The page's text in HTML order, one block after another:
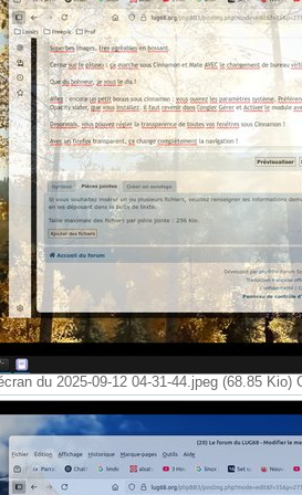
à jour yt-dlp silencieuse ###
--update &>/dev/null &
MPV ###
default-bindings
ipc-server="$SOCKET"
]]; then
start="$START_TIME")
&
l’ID de la fenêtre (optionnel ici,
search --name "$MPV_TITLE" |
de contrôle MPV ###
du 2025-09-12 04-31-44.jpeg (68.85 Kio)